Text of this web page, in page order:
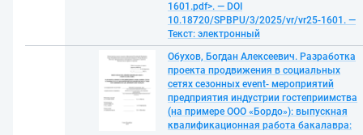
1601.pdf>. — DOI
10.18720/SPBPU/3/2025/vr/vr25-1601. —
Текст: электронный
Обухов, Богдан Алексеевич. Разработка
проекта продвижения в социальных
сетях сезонных event- мероприятий
предприятия индустрии гостеприимства
(на примере ООО «Бордо»): выпускная
квалификационная работа бакалавра: